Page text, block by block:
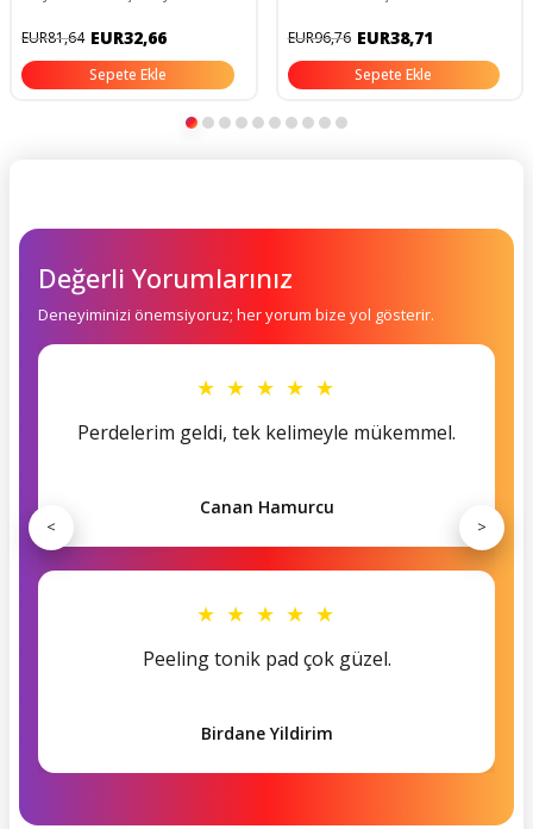
Perdesi 180x200 Cm
EUR81,64 EUR32,66
Sepete Ekle
EUR96,76 EUR38,71
Sepete Ekle
Değerli Yorumlarınız
Deneyiminizi önemsiyoruz; her yorum bize yol gösterir.
★ ★ ★ ★ ★
Perdelerim geldi, tek kelimeyle mükemmel.
Canan Hamurcu
★ ★ ★ ★ ★
Peeling tonik pad çok güzel.
Birdane Yildirim
< >